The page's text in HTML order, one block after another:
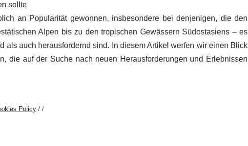
sollte
an Popularität gewonnen, insbesondere bei denjenigen, die den
Alpen bis zu den tropischen Gewässern Südostasiens – es
auch herausfordernd sind. In diesem Artikel werfen wir einen Blick
die auf der Suche nach neuen Herausforderungen und Erlebnissen
Policy / /